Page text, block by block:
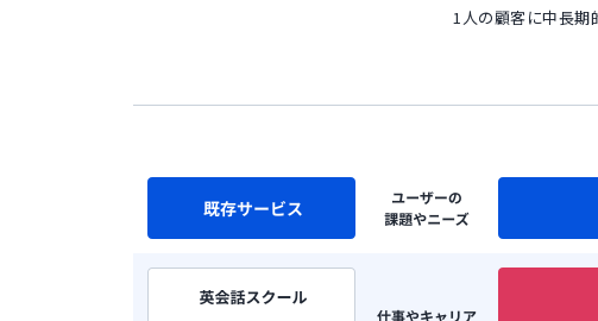
1人の顧客に中長期